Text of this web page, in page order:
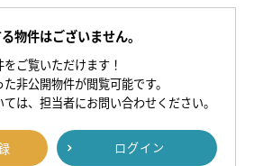
物件はございません。
ご覧いただけます！
非公開物件が閲覧可能です。
は、担当者にお問い合わせください。
ログイン